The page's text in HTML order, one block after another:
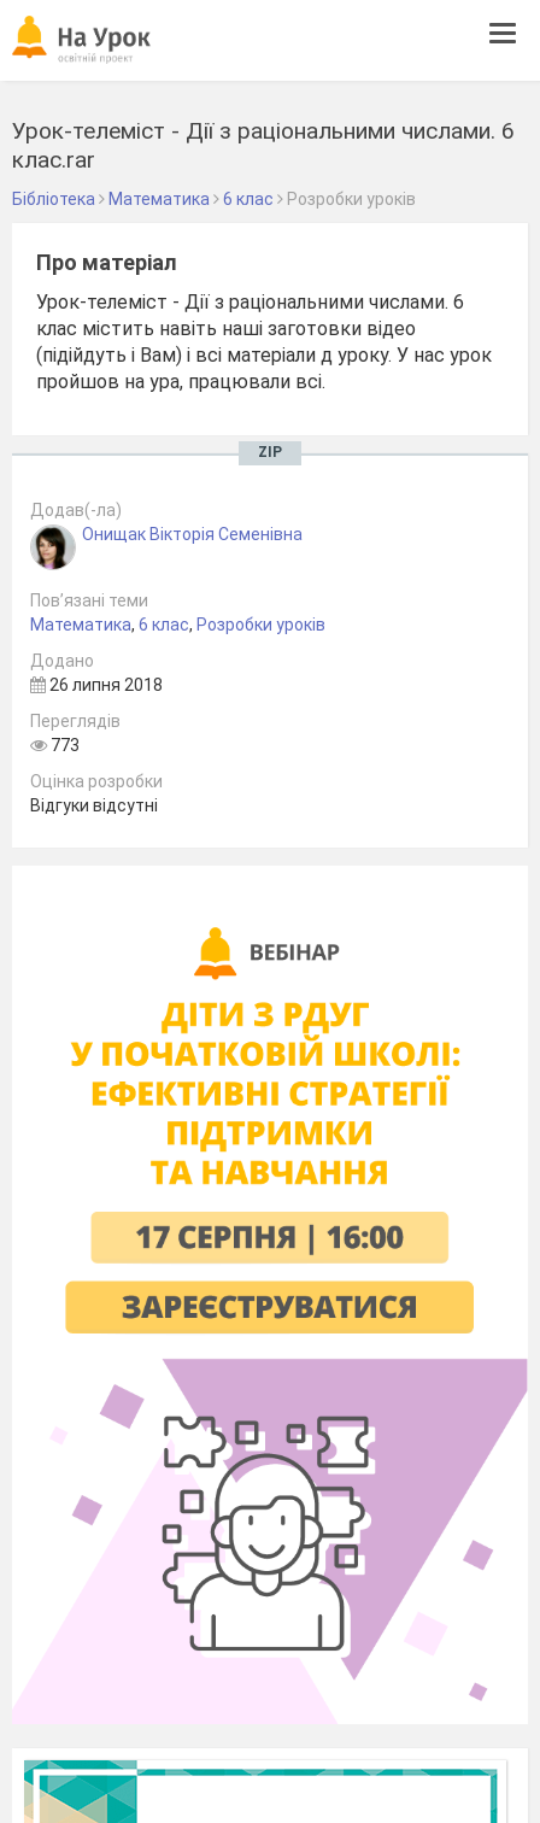
Урок-телеміст - Дії з раціональними числами. 6
клас.rar
Бібліотека Математика 6 клас Розробки уроків
Про матеріал
Урок-телеміст - Дії з раціональними числами. 6
клас містить навіть наші заготовки відео
(підійдуть і Вам) і всі матеріали д уроку. У нас урок
пройшов на ура, працювали всі.
ZIP
Додав(-ла)
Онищак Вікторія Семенівна
Пов’язані теми
Математика, 6 клас, Розробки уроків
Додано
26 липня 2018
Переглядів
773
Оцінка розробки
Відгуки відсутні